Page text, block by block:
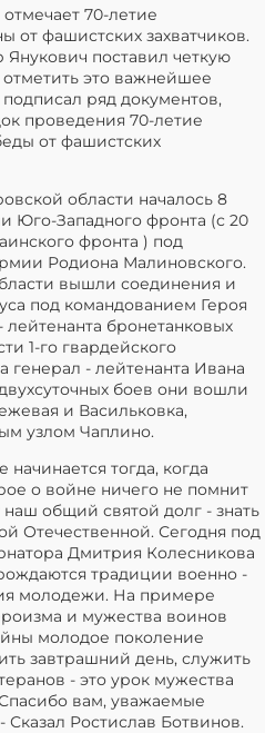
70-летие
от фашистских захватчиков.
поставил четкую
это важнейшее
подписал ряд документов,
проведения 70-летие
от фашистских
области началось 8
Юго-Западного фронта (с 20
фронта ) под
Родиона Малиновского.
вышли соединения и
под командованием Героя
бронетанковых
1-го гвардейского
генерал - лейтенанта Ивана
боев они вошли
и Васильковка,
узлом Чаплино.
начинается тогда, когда
о войне ничего не помнит
общий святой долг - знать
Отечественной. Сегодня под
Дмитрия Колесникова
традиции военно -
молодежи. На примере
и мужества воинов
молодое поколение
завтрашний день, служить
- это урок мужества
вам, уважаемые
Ростислав Ботвинов.